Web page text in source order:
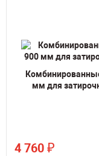
мм для
4 760 ₽